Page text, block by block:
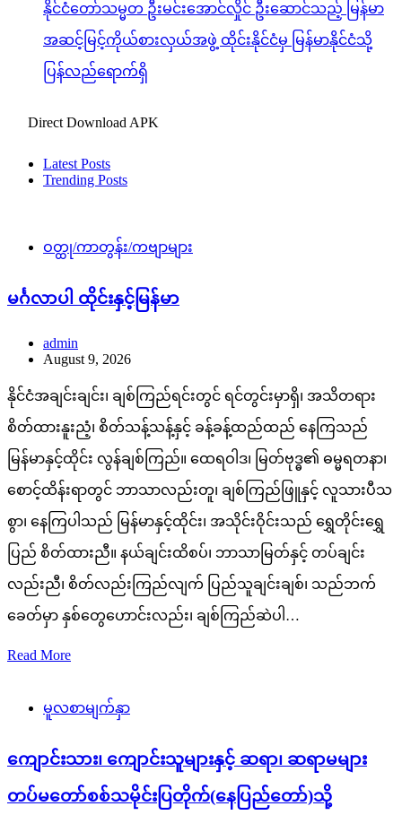
နိုင်ငံတော်သမ္မတ ဦးမင်းအောင်လှိုင် ဦးဆောင်သည့် မြန်မာ
အဆင့်မြင့်ကိုယ်စားလှယ်အဖွဲ့ ထိုင်းနိုင်ငံမှ မြန်မာနိုင်ငံသို့
ပြန်လည်ရောက်ရှိ
Direct Download APK
Latest Posts
Trending Posts
ဝတ္ထု/ကာတွန်း/ကဗျာများ
မင်္ဂလာပါ ထိုင်းနှင့်မြန်မာ
admin
August 9, 2026
နိုင်ငံအချင်းချင်း၊ ချစ်ကြည်ရင်းတွင် ရင်တွင်းမှာရှိ၊ အသိတရား
စိတ်ထားနူးညံ့၊ စိတ်သန့်သန့်နှင့် ခန့်ခန့်ထည်ထည် နေကြသည်
မြန်မာနှင့်ထိုင်း လွန်ချစ်ကြည်။ ထေရဝါဒ၊ မြတ်ဗုဒ္ဓ၏ ဓမ္မရတနာ၊
စောင့်ထိန်းရာတွင် ဘာသာလည်းတူ၊ ချစ်ကြည်ဖြူနှင့် လူသားပီသ
စွာ၊ နေကြပါသည် မြန်မာနှင့်ထိုင်း၊ အသိုင်းဝိုင်းသည် ရွှေတိုင်းရွှေ
ပြည် စိတ်ထားညီ။ နယ်ချင်းထိစပ်၊ ဘာသာမြတ်နှင့် တပ်ချင်း
လည်းညီ၊ စိတ်လည်းကြည်လျက် ပြည်သူချင်းချစ်၊ သည်ဘက်
ခေတ်မှာ နှစ်တွေဟောင်းလည်း၊ ချစ်ကြည်ဆဲပါ…
Read More
မူလစာမျက်နှာ
ကျောင်းသား၊ ကျောင်းသူများနှင့် ဆရာ၊ ဆရာမများ
တပ်မတော်စစ်သမိုင်းပြတိုက်(နေပြည်တော်)သို့